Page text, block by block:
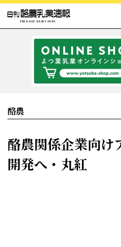
酪農
酪農関係企業向け
開発へ・丸紅